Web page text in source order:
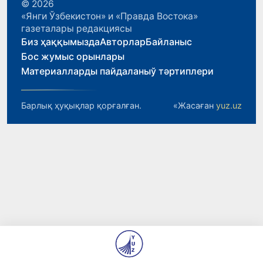
© 2026
«Янги Ўзбекистон» и «Правда Востока»
газеталары редакциясы
Биз ҳаққымыздаАвторларБайланыс
Бос жумыс орынлары
Материалларды пайдаланыў тәртиплери
Барлық ҳуқықлар қорғалған. «Жасаған yuz.uz